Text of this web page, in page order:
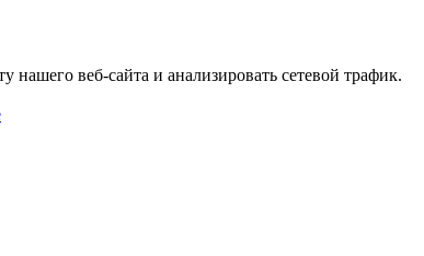
веб-сайта и анализировать сетевой трафик.